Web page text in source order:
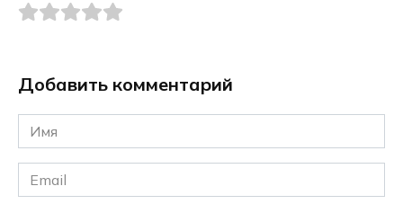
Добавить комментарий
Имя
*
Email
*